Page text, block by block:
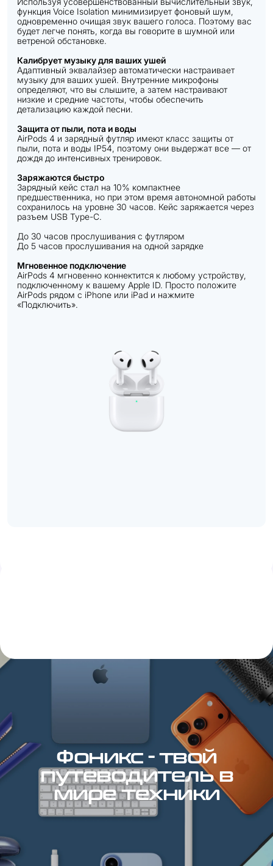
функция Voice Isolation минимизирует фоновый шум,
одновременно очищая звук вашего голоса. Поэтому вас
будет легче понять, когда вы говорите в шумной или
ветреной обстановке.
Калибрует музыку для ваших ушей
Адаптивный эквалайзер автоматически настраивает
музыку для ваших ушей. Внутренние микрофоны
определяют, что вы слышите, а затем настраивают
низкие и средние частоты, чтобы обеспечить
детализацию каждой песни.
Защита от пыли, пота и воды
AirPods 4 и зарядный футляр имеют класс защиты от
пыли, пота и воды IP54, поэтому они выдержат все — от
дождя до интенсивных тренировок.
Заряжаются быстро
Зарядный кейс стал на 10% компактнее
предшественника, но при этом время автономной работы
сохранилось на уровне 30 часов. Кейс заряжается через
разъем USB Type-C.
До 30 часов прослушивания с футляром
До 5 часов прослушивания на одной зарядке
Мгновенное подключение
AirPods 4 мгновенно коннектится к любому устройству,
подключенному к вашему Apple ID. Просто положите
AirPods рядом с iPhone или iPad и нажмите
«Подключить».
Фоникс - твой
путеводитель в
мире техники